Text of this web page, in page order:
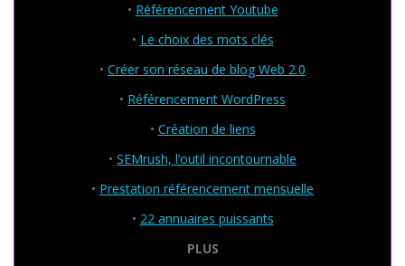
• Référencement Youtube
• Le choix des mots clés
• Créer son réseau de blog Web 2.0
• Référencement WordPress
• Création de liens
• SEMrush, l’outil incontournable
• Prestation référencement mensuelle
• 22 annuaires puissants
PLUS